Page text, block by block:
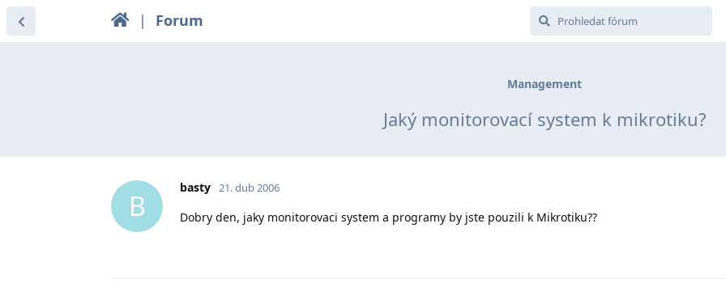
| Forum
Management
Jaký monitorovací system k mikrotiku?
B
basty 21. dub 2006
Dobry den, jaky monitorovaci system a programy by jste pouzili k Mikrotiku??